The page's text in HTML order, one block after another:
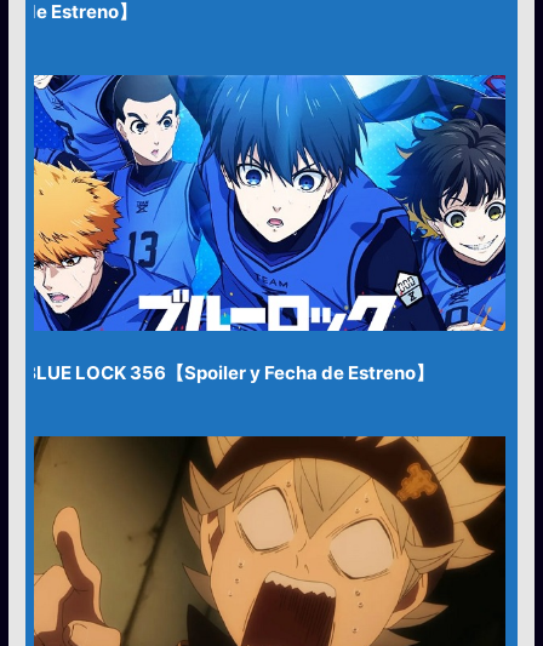
de Estreno】
BLUE LOCK 356【Spoiler y Fecha de Estreno】